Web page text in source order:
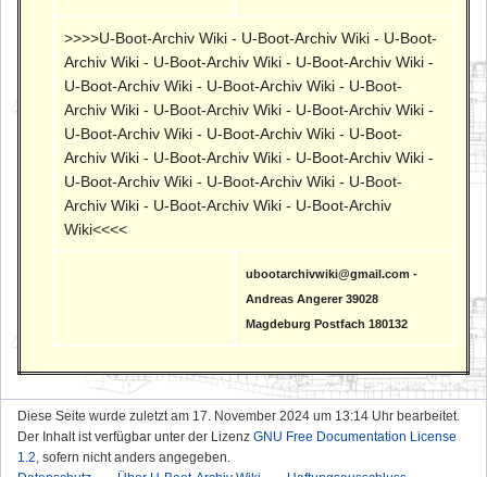
>>>>U-Boot-Archiv Wiki - U-Boot-Archiv Wiki - U-Boot-
Archiv Wiki - U-Boot-Archiv Wiki - U-Boot-Archiv Wiki -
U-Boot-Archiv Wiki - U-Boot-Archiv Wiki - U-Boot-
Archiv Wiki - U-Boot-Archiv Wiki - U-Boot-Archiv Wiki -
U-Boot-Archiv Wiki - U-Boot-Archiv Wiki - U-Boot-
Archiv Wiki - U-Boot-Archiv Wiki - U-Boot-Archiv Wiki -
U-Boot-Archiv Wiki - U-Boot-Archiv Wiki - U-Boot-
Archiv Wiki - U-Boot-Archiv Wiki - U-Boot-Archiv
Wiki<<<<
ubootarchivwiki@gmail.com -
Andreas Angerer 39028
Magdeburg Postfach 180132
Diese Seite wurde zuletzt am 17. November 2024 um 13:14 Uhr bearbeitet.
Der Inhalt ist verfügbar unter der Lizenz GNU Free Documentation License
1.2, sofern nicht anders angegeben.